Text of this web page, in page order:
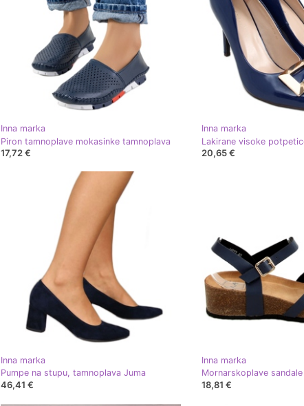
Inna marka
Piron tamnoplave mokasinke tamnoplava
17,72 €
Inna marka
20,65 €
Inna marka
Pumpe na stupu, tamnoplava Juma
46,41 €
Inna marka
18,81 €